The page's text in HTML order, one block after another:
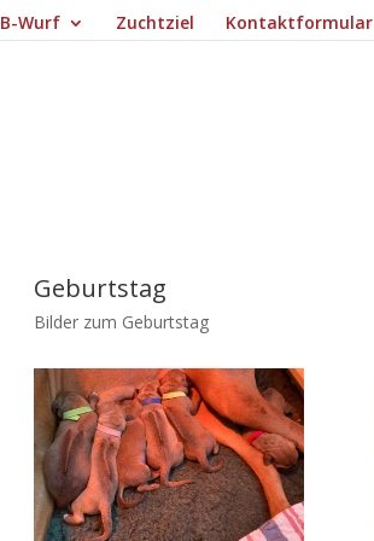
B-Wurf Zuchtziel Kontaktformular
Geburtstag
Bilder zum Geburtstag